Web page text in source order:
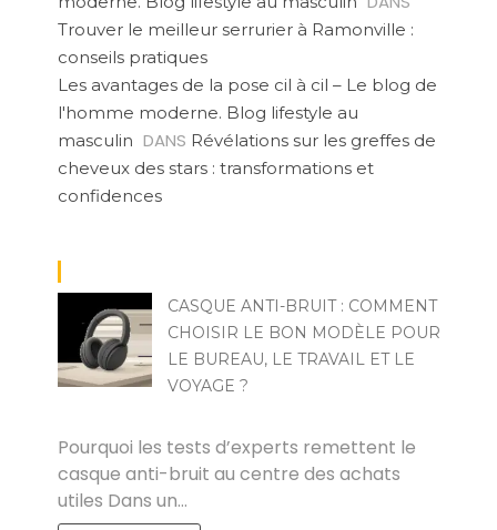
Trouver le meilleur serrurier à Ramonville :
conseils pratiques
Les avantages de la pose cil à cil – Le blog de
l'homme moderne. Blog lifestyle au
masculin DANS Révélations sur les greffes de
cheveux des stars : transformations et
confidences
CASQUE ANTI-BRUIT : COMMENT
CHOISIR LE BON MODÈLE POUR
LE BUREAU, LE TRAVAIL ET LE
VOYAGE ?
Pourquoi les tests d’experts remettent le
casque anti-bruit au centre des achats
utiles Dans un…